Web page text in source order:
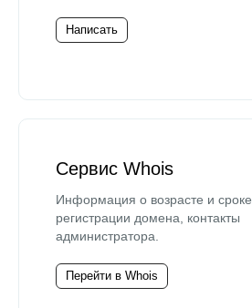
Написать
Сервис Whois
Информация о возрасте и сроке
регистрации домена, контакты
администратора.
Перейти в Whois